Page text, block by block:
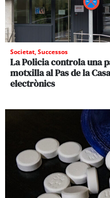
Societat,Successos
La Policia controla una
motxilla al Pas de la
electrònics